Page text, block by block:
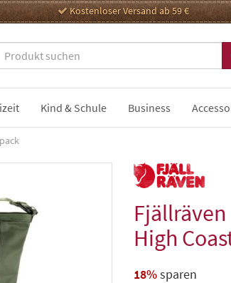
Kostenloser Versand ab 59 €
Kind & Schule Business
Fjällräven
High
18%sparen